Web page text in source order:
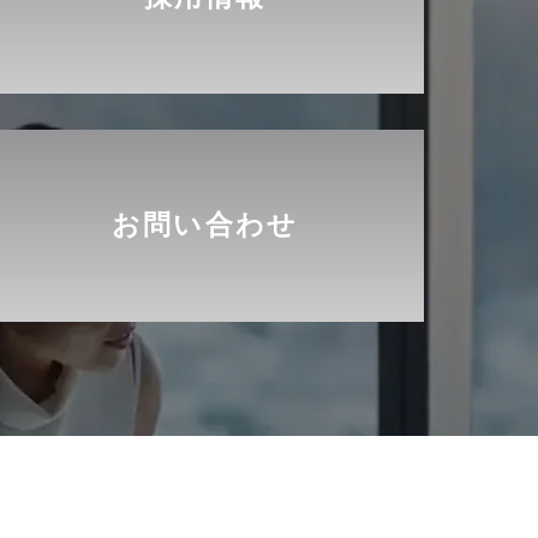
お問い合わせ